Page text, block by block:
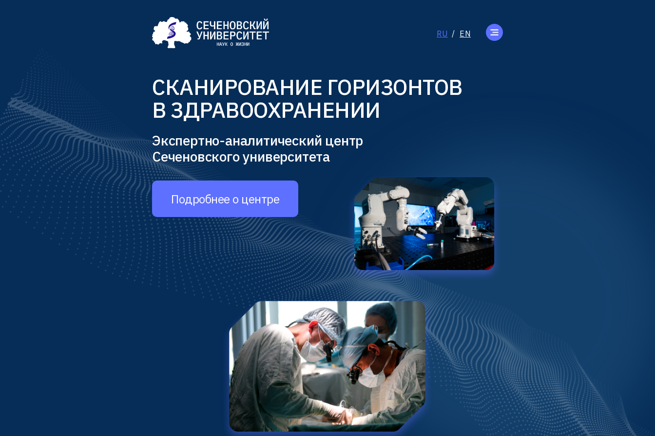
Подробнее о центре
Экспертно-аналитический центр
Сеченовского университета
СКАНИРОВАНИЕ ГОРИЗОНТОВ
В ЗДРАВООХРАНЕНИИ
RU / EN
СКАНИРОВАНИЕ ГОРИЗОНТОВ
В ЗДРАВООХРАНЕНИИ